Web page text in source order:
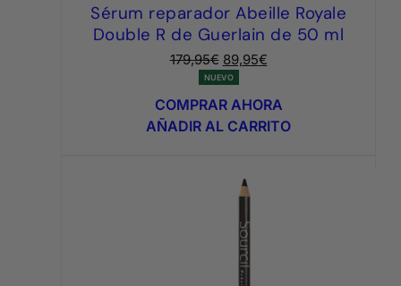
Sérum reparador Abeille Royale
Double R de Guerlain de 50 ml
179,95€ El
precio
original
era:
179,95€.
89,95€El
actual
es:
89,95€.
NUEVO
COMPRAR AHORA
AÑADIR AL CARRITO